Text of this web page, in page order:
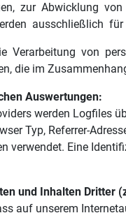
zur Abwicklung
ausschließlich
Verarbeitung von
die im
Auswertungen:
werden
Typ, Referrer-
verwendet. Eine
und Inhalten Dritter
auf unserem